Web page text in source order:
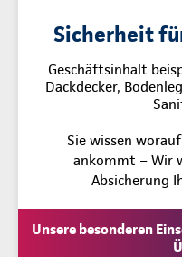
Sicherheit
Geschäftsinhalt
Dackdecker,
Sie wissen
ankommt – Wir
Absicherung
Unsere besonderen